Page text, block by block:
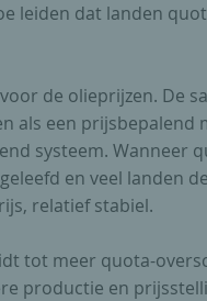
leiden dat landen
de olieprijzen. De
als een prijsbepalend
systeem. Wanneer
en veel landen
relatief stabiel.
tot meer quota-
productie en